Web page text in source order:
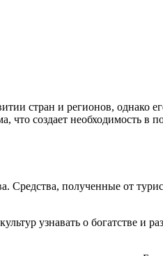
стран и регионов, однако
что создает необходимость в
Средства, полученные от
узнавать о богатстве и